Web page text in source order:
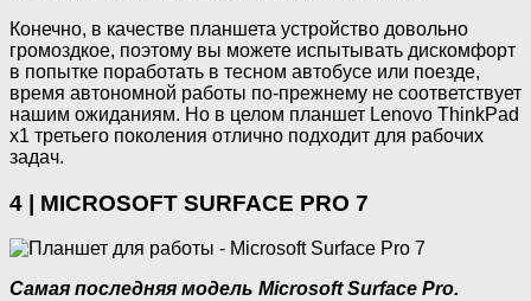
Конечно, в качестве планшета устройство довольно
громоздкое, поэтому вы можете испытывать дискомфорт
в попытке поработать в тесном автобусе или поезде,
время автономной работы по-прежнему не соответствует
нашим ожиданиям. Но в целом планшет Lenovo ThinkPad
x1 третьего поколения отлично подходит для рабочих
задач.
4 | MICROSOFT SURFACE PRO 7
Самая последняя модель Microsoft Surface Pro.